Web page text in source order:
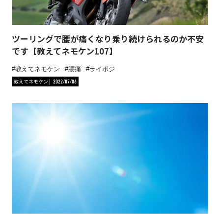
ツーリングで腰が痛くなり乗り続けられるのか不安
です【教えてネモケン107】
教えてネモケン 腰痛
ライポジ
教えてネモケン
2022/07/06